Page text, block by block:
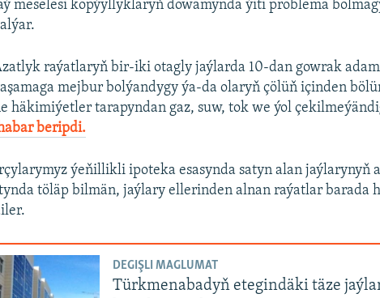
meselesi köpýyllyklaryň dowamynda ýiti problema
raýatlaryň bir-iki otagly jaýlarda 10-dan gowrak
mejbur bolýandygy ýa-da olaryň çölüň içinden
häkimiýetler tarapyndan gaz, suw, tok we ýol
beripdi.
ýeňillikli ipoteka esasynda satyn alan jaýlarynyň
töläp bilmän, jaýlary ellerinden alnan raýatlar barada
DEGIŞLI MAGLUMAT
Türkmenabadyň etegindäki täze